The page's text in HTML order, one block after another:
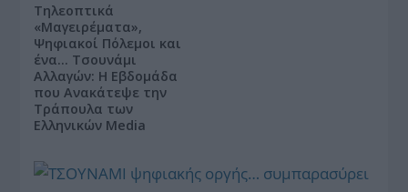
Τηλεοπτικά
«Μαγειρέματα»,
Ψηφιακοί Πόλεμοι και
ένα… Τσουνάμι
Αλλαγών: Η Εβδομάδα
που Ανακάτεψε την
Τράπουλα των
Ελληνικών Media